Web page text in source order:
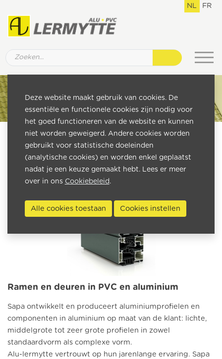
NL FR
Ramen en deuren in PVC en aluminium
Sapa ontwikkelt en produceert aluminiumprofielen en
componenten in aluminium op maat van de klant: lichte,
middelgrote tot zeer grote profielen in zowel
standaardvorm als complexe vorm.
Alu-lermytte vertrouwt op hun jarenlange ervaring. Sapa
Deze website maakt gebruik van cookies. De
essentiële en functionele cookies zijn nodig voor
het goed functioneren van de website en kunnen
niet worden geweigerd. Andere cookies worden
gebruikt voor statistische doeleinden
(analytische cookies) en worden enkel geplaatst
nadat je een keuze gemaakt hebt. Lees er meer
over in ons Cookiebeleid .
Alle cookies toestaan Cookies instellen